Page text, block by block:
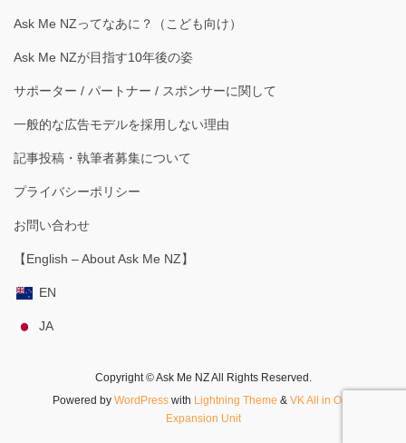
Ask Me NZってなあに？（こども向け）
Ask Me NZが目指す10年後の姿
サポーター / パートナー / スポンサーに関して
一般的な広告モデルを採用しない理由
記事投稿・執筆者募集について
プライバシーポリシー
お問い合わせ
【English – About Ask Me NZ】
EN
JA
Copyright © Ask Me NZ All Rights Reserved.
Powered by WordPresswith Lightning Theme & VK All in One
Expansion Unit